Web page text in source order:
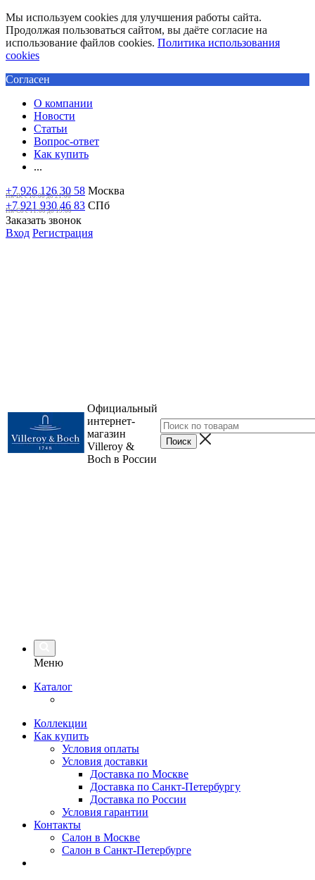
Мы используем cookies для улучшения работы сайта.
Продолжая пользоваться сайтом, вы даёте согласие на
использование файлов cookies. Политика использования
cookies
Согласен
О компании
Новости
Статьи
Вопрос-ответ
Как купить
...
+7 926 126 30 58 Москва
Пн-Вс с 10:00 до 21:00
+7 921 930 46 83 СПб
Пн-Сб c 11:00 до 19:00
Заказать звонок
Вход Регистрация
Официальный
интернет-
магазин
Villeroy &
Boch в России
Меню
Каталог
Коллекции
Как купить
Условия оплаты
Условия доставки
Доставка по Москве
Доставка по Санкт-Петербургу
Доставка по России
Условия гарантии
Контакты
Салон в Москве
Салон в Санкт-Петербурге